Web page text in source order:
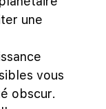
une
vous
obscur.